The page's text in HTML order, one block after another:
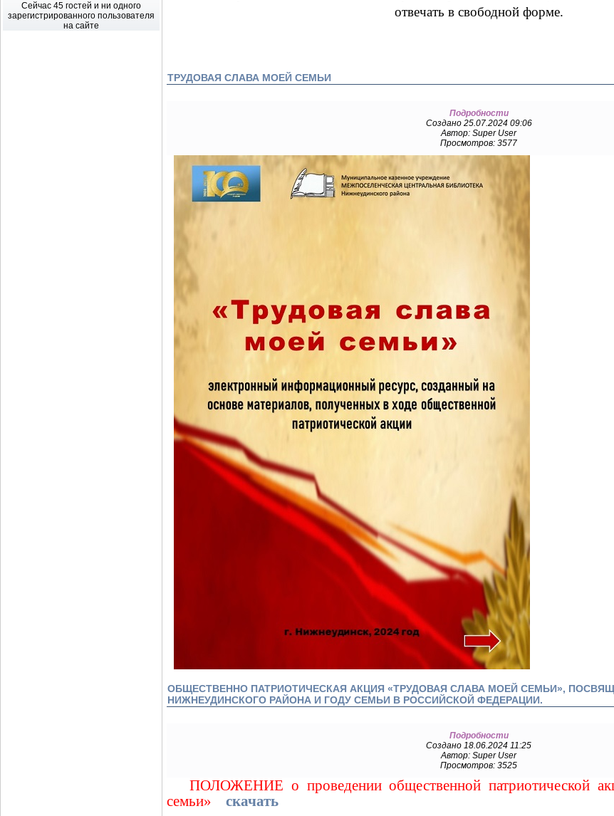
Сейчас 45 гостей и ни одного
зарегистрированного пользователя
на сайте
отвечать в свободной форме.
ТРУДОВАЯ СЛАВА МОЕЙ СЕМЬИ
Подробности
Создано 25.07.2024 09:06
Автор: Super User
Просмотров: 3577
ОБЩЕСТВЕННО ПАТРИОТИЧЕСКАЯ АКЦИЯ «ТРУДОВАЯ СЛАВА МОЕЙ СЕМЬИ»,
НИЖНЕУДИНСКОГО РАЙОНА И ГОДУ СЕМЬИ В РОССИЙСКОЙ ФЕДЕРАЦИИ.
Подробности
Создано 18.06.2024 11:25
Автор: Super User
Просмотров: 3525
ПОЛОЖЕНИЕ о проведении общественной патриотической
семьи» скачать